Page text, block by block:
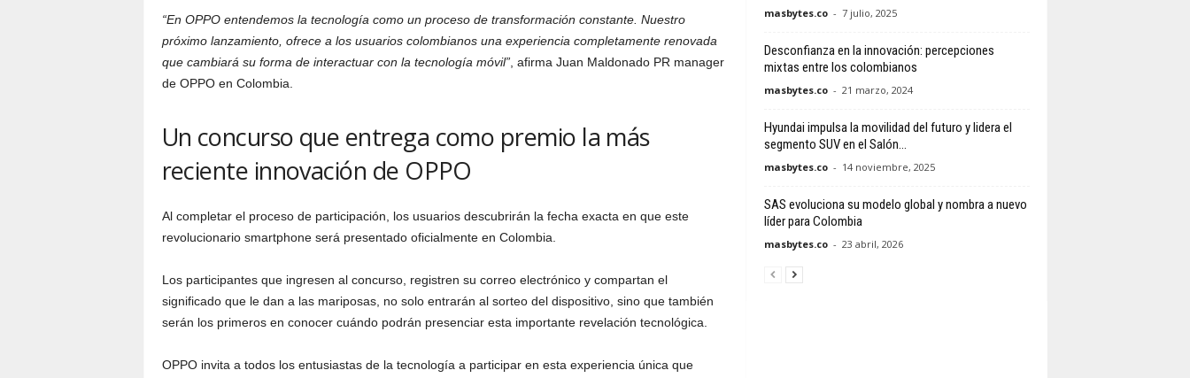
“En OPPO entendemos la tecnología como un proceso de transformación constante. Nuestro
próximo lanzamiento, ofrece a los usuarios colombianos una experiencia completamente renovada
que cambiará su forma de interactuar con la tecnología móvil”, afirma Juan Maldonado PR manager
de OPPO en Colombia.
Un concurso que entrega como premio la más
reciente innovación de OPPO
Al completar el proceso de participación, los usuarios descubrirán la fecha exacta en que este
revolucionario smartphone será presentado oficialmente en Colombia.
Los participantes que ingresen al concurso, registren su correo electrónico y compartan el
significado que le dan a las mariposas, no solo entrarán al sorteo del dispositivo, sino que también
serán los primeros en conocer cuándo podrán presenciar esta importante revelación tecnológica.
OPPO invita a todos los entusiastas de la tecnología a participar en esta experiencia única que
masbytes.co - 7 julio, 2025
Desconfianza en la innovación: percepciones
mixtas entre los colombianos
masbytes.co - 21 marzo, 2024
Hyundai impulsa la movilidad del futuro y lidera el
segmento SUV en el Salón...
masbytes.co - 14 noviembre, 2025
SAS evoluciona su modelo global y nombra a nuevo
líder para Colombia
masbytes.co - 23 abril, 2026